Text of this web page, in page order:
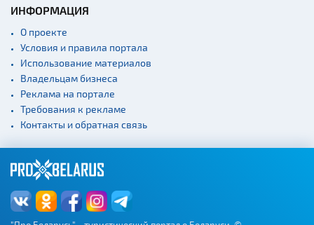
ИНФОРМАЦИЯ
О проекте
Условия и правила портала
Использование материалов
Владельцам бизнеса
Реклама на портале
Требования к рекламе
Контакты и обратная связь